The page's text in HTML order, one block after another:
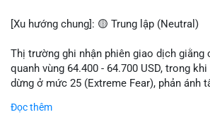
💬 DÒNG CHẢY TIN TỨC & TRUYỀN
năm tù đối với Sam Bankman-Fried (FTX).
• Tin tức vĩ mô: Cảnh báo về tình trạng
đình trệ) từ dữ liệu PMI của Mỹ; thu nhập
• Tin tức Binance: Binance chuẩn bị nâng
[Xu hướng chung]: 🟡 Trung lập (Neutral)
Thị trường ghi nhận phiên giao dịch
quanh vùng 64.400 - 64.700 USD, trong
dừng ở mức 25 (Extreme Fear), phản ánh
Đọc thêm